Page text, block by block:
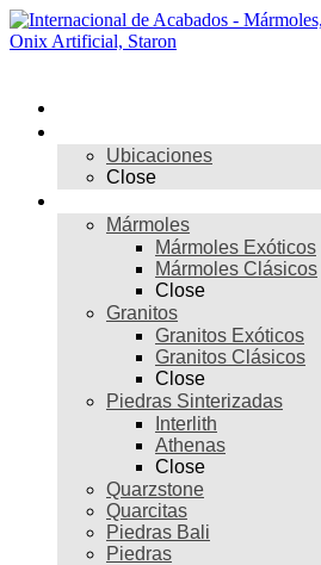
Skip
to
Ubicaciones
Close
Mármoles
Mármoles Exóticos
Mármoles Clásicos
Close
Granitos
Granitos Exóticos
Granitos Clásicos
Close
Piedras Sinterizadas
Interlith
Athenas
Close
Quarzstone
Quarcitas
Piedras Bali
Piedras